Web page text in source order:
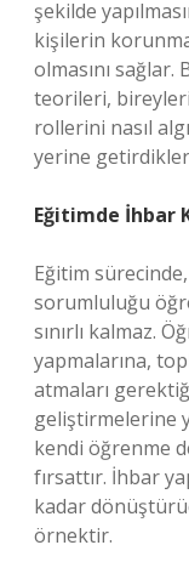
şekilde
kişilerin
olmasını
teorileri,
rollerini nasıl
yerine
Eğitimde İhbar
Eğitim
sorumluluğu
sınırlı kalmaz.
yapmalarına,
atmaları
geliştirmelerine
kendi öğrenme
fırsattır. İhbar
kadar
örnektir.